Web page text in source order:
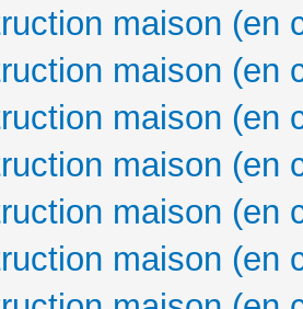
maison (en
maison (en
maison (en
maison (en
maison (en
maison (en